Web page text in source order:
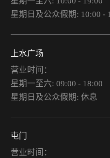
星期日及公众假期: 10:00 -
上水广场
营业时间：
星期一至六: 09:00 - 18:00
星期日及公众假期: 休息
屯门
营业时间：